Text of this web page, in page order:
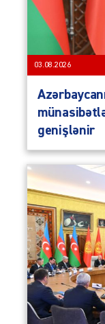
03.08.2026
genişlənir